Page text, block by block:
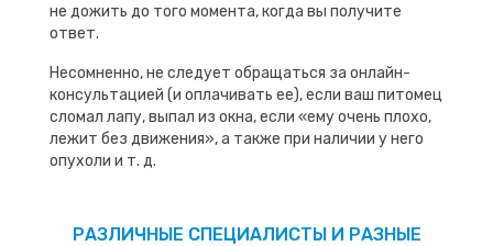
не дожить до того момента, когда вы получите
ответ.
Несомненно, не следует обращаться за онлайн-
консультацией (и оплачивать ее), если ваш питомец
сломал лапу, выпал из окна, если «ему очень плохо,
лежит без движения», а также при наличии у него
опухоли и т. д.
РАЗЛИЧНЫЕ СПЕЦИАЛИСТЫ И РАЗНЫЕ